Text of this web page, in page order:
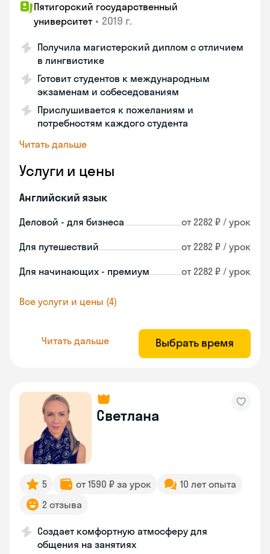
Пятигорский государственный
университет • 2019 г.
Получила магистерский диплом с отличием
в лингвистике
Готовит студентов к международным
экзаменам и собеседованиям
Прислушивается к пожеланиям и
потребностям каждого студента
Читать дальше
Услуги и цены
Английский язык
Деловой - для бизнеса от 2282 ₽ / урок
Для путешествий от 2282 ₽ / урок
Для начинающих - премиум от 2282 ₽ / урок
Все услуги и цены (4)
Читать дальше Выбрать время
Светлана
5 от 1590 ₽ за урок
10 лет опыта
2 отзыва
Создает комфортную атмосферу для
общения на занятиях